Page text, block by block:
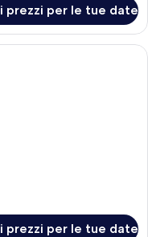
prezzi per le tue date
d'albergo con due letti, una
prezzi per le tue date